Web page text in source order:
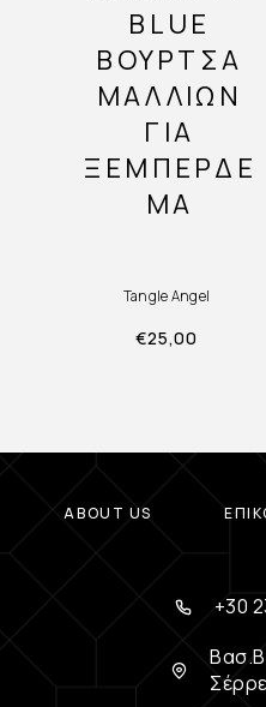
BLUE
ΒΟΎΡΤΣΑ
ΜΑΛΛΙΏΝ
ΓΙΑ
ΞΕΜΠΈΡΔΕ
ΜΑ
Tangle Angel
€25,00
ABOUT US
+30